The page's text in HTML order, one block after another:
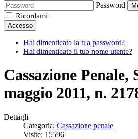
Password
Ricordami
Accesso
Hai dimenticato la tua password?
Hai dimenticato il tuo nome utente?
Cassazione Penale,
maggio 2011, n.
Dettagli
Categoria: Cassazione penale
Visite: 15596